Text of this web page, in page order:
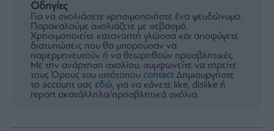
Οδηγίες
Για να σχολιάσετε χρησιμοποιήστε ένα ψευδώνυμο.
Παρακαλούμε σχολιάζετε με σεβασμό.
Χρησιμοποιείτε κατανοητή γλώσσα και αποφύγετε
διατυπώσεις που θα μπορούσαν να
παρερμηνευτούν ή να θεωρηθούν προσβλητικές.
Με την ανάρτηση σχολίου, συμφωνείτε να τηρείτε
τους Όρους του ιστότοπου contactΔημιουργήστε
το account σας εδώ, για να κάνετε like, dislike ή
report ακατάλληλα/προσβλητικά σχόλια.